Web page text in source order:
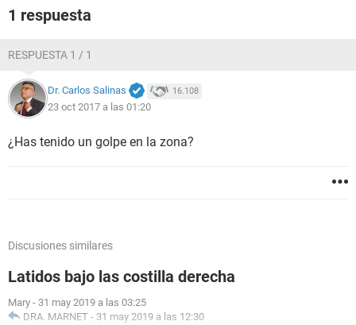
1 respuesta
RESPUESTA 1 / 1
Dr. Carlos Salinas 16.108
23 oct 2017 a las 01:20
¿Has tenido un golpe en la zona?
Discusiones similares
Latidos bajo las costilla derecha
Mary - 31 may 2019 a las 03:25
DRA. MARNET - 31 may 2019 a las 12:30